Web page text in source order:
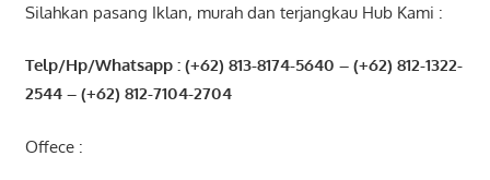
Silahkan pasang Iklan, murah dan terjangkau Hub Kami :
Telp/Hp/Whatsapp : (+62) 813-8174-5640 – (+62) 812-1322-
2544– (+62) 812-7104-2704
Offece :